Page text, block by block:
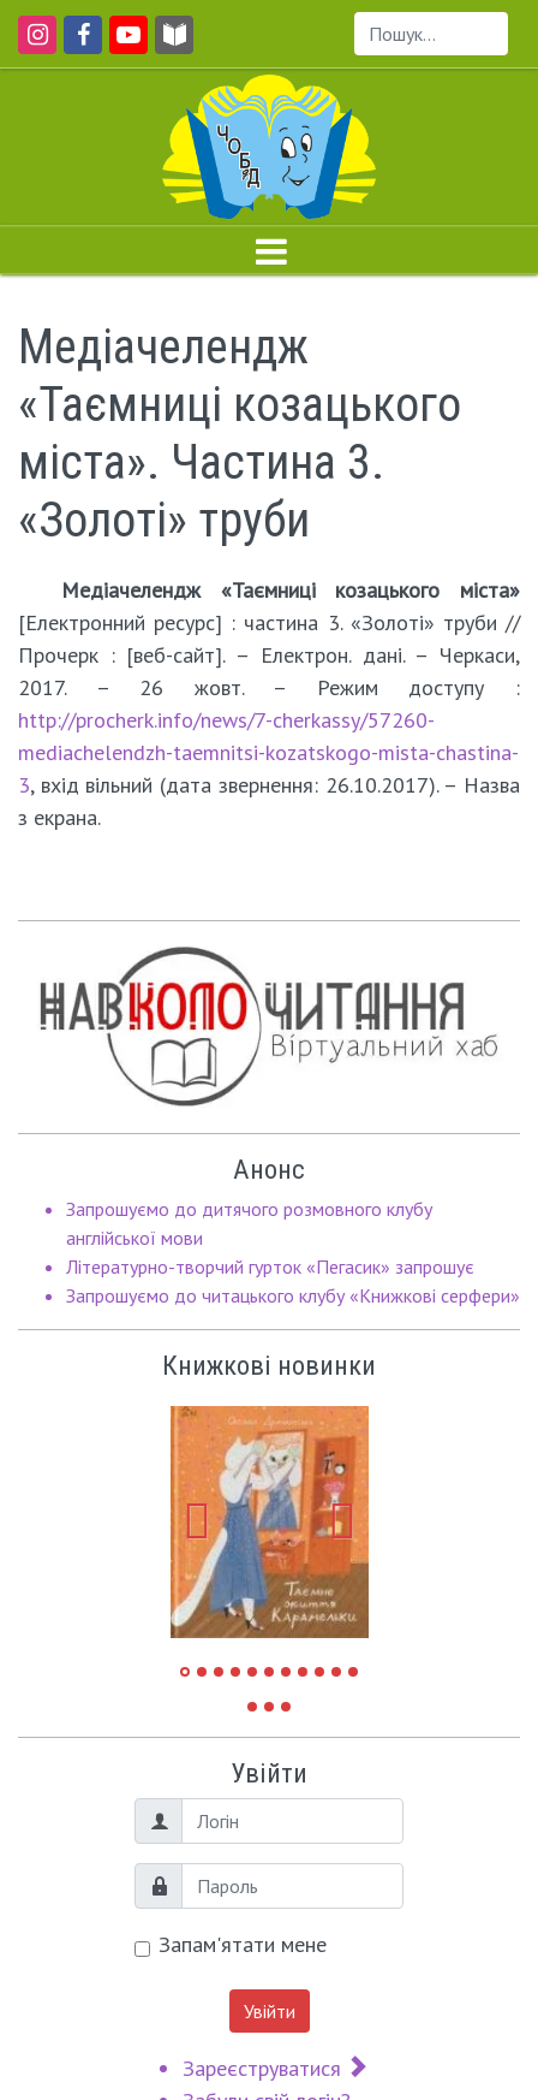
Пошук...
Медіачелендж
«Таємниці козацького
міста». Частина 3.
«Золоті» труби
Медіачелендж «Таємниці козацького міста»
[Електронний ресурс] : частина 3. «Золоті» труби //
Прочерк : [веб-сайт]. – Електрон. дані. – Черкаси,
2017. – 26 жовт. – Режим доступу :
http://procherk.info/news/7-cherkassy/57260-
mediachelendzh-taemnitsi-kozatskogo-mista-chastina-
3, вхід вільний (дата звернення: 26.10.2017). – Назва
з екрана.
Анонс
Запрошуємо до дитячого розмовного клубу
англійської мови
Літературно-творчий гурток «Пегасик» запрошує
Запрошуємо до читацького клубу «Книжкові серфери»
Книжкові новинки
Увійти
Логін
Пароль
Запам'ятати мене
Увійти
Зареєструватися